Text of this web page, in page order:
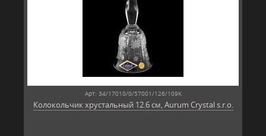
Арт: 34/17010/0/57001/126/109K
Колокольчик хрустальный 12.6 см, Aurum Crystal s.r.o.